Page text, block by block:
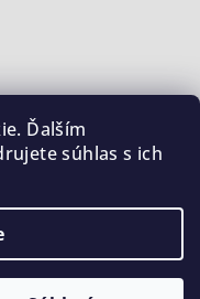
Ďalším
súhlas s ich
práva vyhradené.